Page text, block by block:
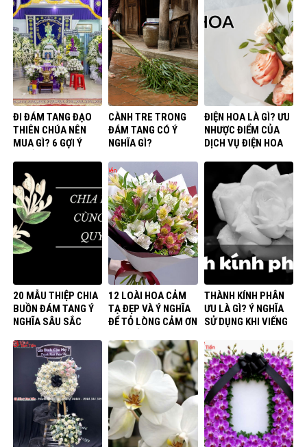
ĐI ĐÁM TANG ĐẠO
THIÊN CHÚA NÊN
MUA GÌ? 6 GỢI Ý
CÀNH TRE TRONG
ĐÁM TANG CÓ Ý
NGHĨA GÌ?
ĐIỆN HOA LÀ GÌ? ƯU
NHƯỢC ĐIỂM CỦA
DỊCH VỤ ĐIỆN HOA
20 MẪU THIỆP CHIA
BUỒN ĐÁM TANG Ý
NGHĨA SÂU SẮC
12 LOÀI HOA CẢM
TẠ ĐẸP VÀ Ý NGHĨA
ĐỂ TỎ LÒNG CẢM ƠN
THÀNH KÍNH PHÂN
ƯU LÀ GÌ? Ý NGHĨA
SỬ DỤNG KHI VIẾNG